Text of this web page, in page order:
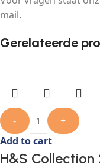
mail.
Gerelateerde
-
+
Add to cart
H&S